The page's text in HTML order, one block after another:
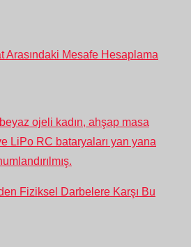
Arasındaki Mesafe Hesaplama
Fiziksel Darbelere Karşı Bu